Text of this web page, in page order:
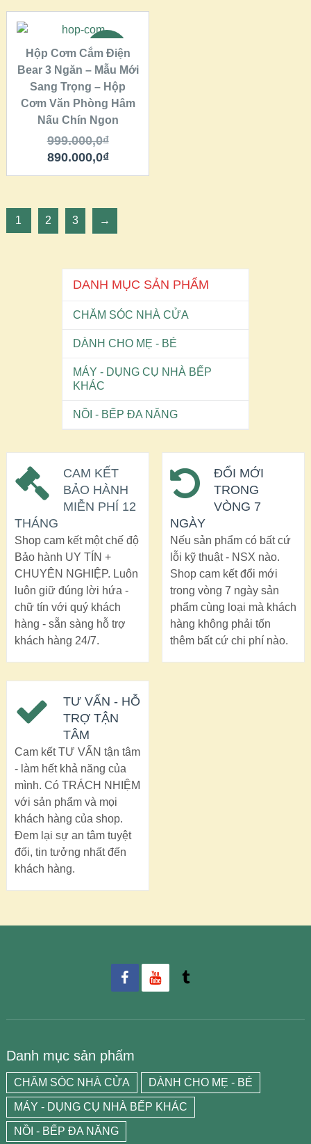
SALE!
QUICK LOOK
VIEW DETAILS
THÊM VÀO GIỎ
HÀNG
Hộp Cơm Cắm Điện
Bear 3 Ngăn – Mẫu Mới
Sang Trọng – Hộp
Cơm Văn Phòng Hâm
Nấu Chín Ngon
999.000,0₫
890.000,0₫
1 2 3 →
DANH MỤC SẢN PHẨM
CHĂM SÓC NHÀ CỬA
DÀNH CHO MẸ - BÉ
MÁY - DỤNG CỤ NHÀ BẾP
KHÁC
NỒI - BẾP ĐA NĂNG
CAM KẾT
BẢO HÀNH
MIỄN PHÍ 12
THÁNG
Shop cam kết một chế độ
Bảo hành UY TÍN +
CHUYÊN NGHIỆP. Luôn
luôn giữ đúng lời hứa -
chữ tín với quý khách
hàng - sẵn sàng hỗ trợ
khách hàng 24/7.
ĐỔI MỚI
TRONG
VÒNG 7
NGÀY
Nếu sản phẩm có bất cứ
lỗi kỹ thuật - NSX nào.
Shop cam kết đổi mới
trong vòng 7 ngày sản
phẩm cùng loại mà khách
hàng không phải tốn
thêm bất cứ chi phí nào.
TƯ VẤN - HỖ
TRỢ TẬN
TÂM
Cam kết TƯ VẤN tận tâm
- làm hết khả năng của
mình. Có TRÁCH NHIỆM
với sản phẩm và mọi
khách hàng của shop.
Đem lại sự an tâm tuyệt
đối, tin tưởng nhất đến
khách hàng.
Danh mục sản phẩm
CHĂM SÓC NHÀ CỬA DÀNH CHO MẸ - BÉ
MÁY - DỤNG CỤ NHÀ BẾP KHÁC
NỒI - BẾP ĐA NĂNG